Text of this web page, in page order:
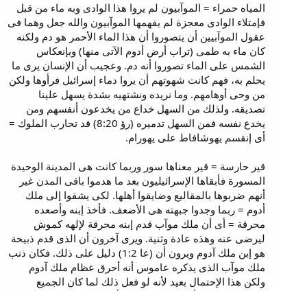
المياه حمراء = الموآبيون لم يروا هذا الوادى وبه ماء من قبل
فإمتلاء الوادى معجزة لم يفهمها الموآبيون والله جعل وهما فى
عقول الموآبيين أن يتصوروا أن هذا الماء الأحمر هو دم ولكنه
كان ماء به طمى (تراب أرض أدوم الآتى منها) وبإنعكاس
الشمس على الماء تصوروا أنه دم. وعجيب أن الإنسان يرى ما
يحلم به، فهم كانت شهوتهم أن يروا دماء إسرائيل فرأوها ولكن
من وحى أوهامهم. وما نريده ونشتهيه بشدة يسهل علينا
تصديقه. ولذلك من السهل خداع من يخدعون أنفسهم ومن
يخدع نفسه فمن السهل تدميره (رؤ 8:20) قد تحارب الملوك =
أى إنقسم يهوشافاط على يهورام.
قير حارسة = قير معناها سور وربما كانت هى المدينة الوحيدة
المسورة فأبقاها الإسرائيليون بعد ما هدموا باقى المدن غير
أنهم ضربوها بالمقاليع وضايقوا أهلها. لكى يشقوا إلى ملك
أدوم = ربما وجدوا جبهته هى الأضعف. فأخذ إبنه وأصعده
محرقة = أى أن ملك موآب قدم إبنه محرقة لإلهه كموش
ليرضى عنه وهذه عادة وثنية. ويرى آخرون أن الذى قدم ذبيحة
هو إبن ملك آدوم ويرون أن (عا 1:2) دليل على ذلك. فكان ذنب
ملك موآب الذى يذكره عاموس أنه أحرق عظام ملك آدوم
ولكن هذا الإحتمال بعيد لأنه لو فعل ذلك لما كان الجميع